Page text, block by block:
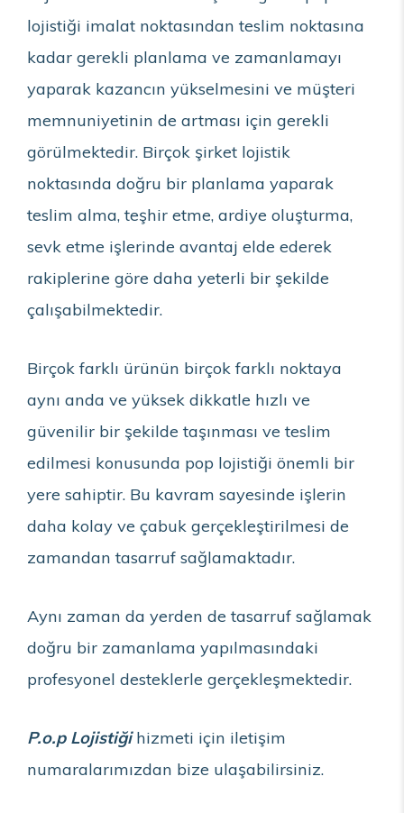
lojistiği imalat noktasından teslim noktasına
kadar gerekli planlama ve zamanlamayı
yaparak kazancın yükselmesini ve müşteri
memnuniyetinin de artması için gerekli
görülmektedir. Birçok şirket lojistik
noktasında doğru bir planlama yaparak
teslim alma, teşhir etme, ardiye oluşturma,
sevk etme işlerinde avantaj elde ederek
rakiplerine göre daha yeterli bir şekilde
çalışabilmektedir.
Birçok farklı ürünün birçok farklı noktaya
aynı anda ve yüksek dikkatle hızlı ve
güvenilir bir şekilde taşınması ve teslim
edilmesi konusunda pop lojistiği önemli bir
yere sahiptir. Bu kavram sayesinde işlerin
daha kolay ve çabuk gerçekleştirilmesi de
zamandan tasarruf sağlamaktadır.
Aynı zaman da yerden de tasarruf sağlamak
doğru bir zamanlama yapılmasındaki
profesyonel desteklerle gerçekleşmektedir.
P.o.p Lojistiğihizmeti için iletişim
numaralarımızdan bize ulaşabilirsiniz.